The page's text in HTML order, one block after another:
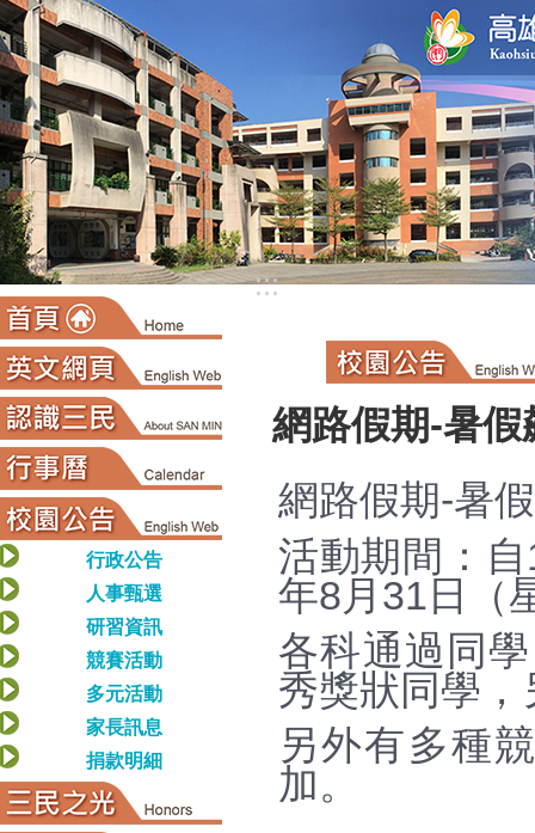
行政公告
人事甄選
研習資訊
競賽活動
多元活動
家長訊息
捐款明細
:::
網路假期-暑假
網路假期-暑
活動期間：
年8月31日（
各科通過同
秀獎狀同學
另外有多種
加。